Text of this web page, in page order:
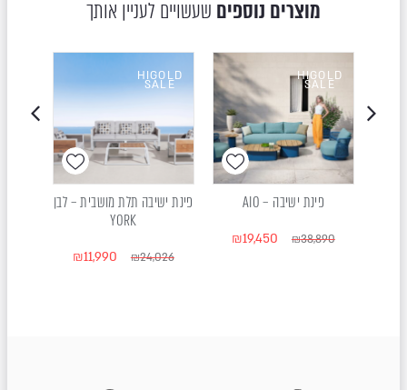
מוצרים נוספים שעשויים לעניין אותך
פינת ישיבה – AIO
₪38,890
₪19,450
HIGOLD
SALE
פינת ישיבה תלת מושבית – לבן
YORK
₪24,026
₪11,990
HIGOLD
SALE